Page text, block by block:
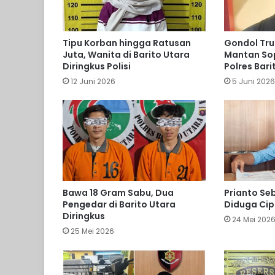
Tipu Korban hingga Ratusan
Juta, Wanita di Barito Utara
Diringkus Polisi
12 Juni 2026
Gondol
Mantan
Polres
5 Juni 2026
Bawa 18 Gram Sabu, Dua
Pengedar di Barito Utara
Diringkus
25 Mei 2026
Prianto
Diduga
24 Mei 2026